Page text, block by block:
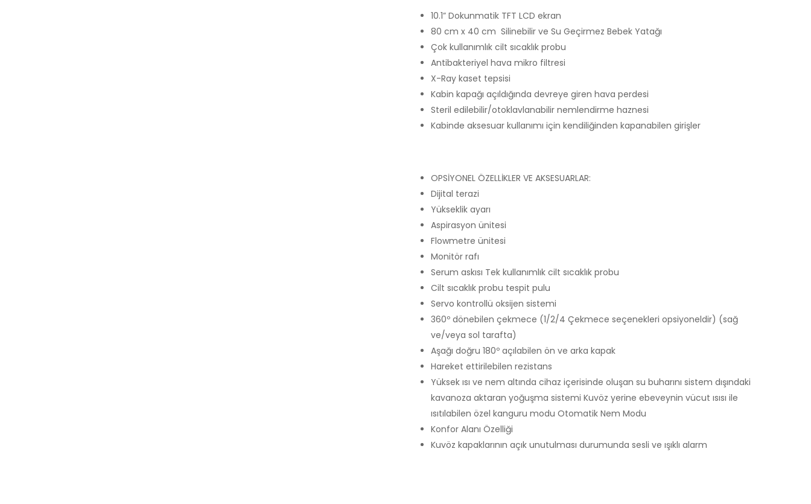
10.1” Dokunmatik TFT LCD ekran
80 cm x 40 cm Silinebilir ve Su Geçirmez Bebek Yatağı
Çok kullanımlık cilt sıcaklık probu
Antibakteriyel hava mikro filtresi
X-Ray kaset tepsisi
Kabin kapağı açıldığında devreye giren hava perdesi
Steril edilebilir/otoklavlanabilir nemlendirme haznesi
Kabinde aksesuar kullanımı için kendiliğinden kapanabilen girişler
OPSİYONEL ÖZELLİKLER VE AKSESUARLAR:
Dijital terazi
Yükseklik ayarı
Aspirasyon ünitesi
Flowmetre ünitesi
Monitör rafı
Serum askısı Tek kullanımlık cilt sıcaklık probu
Cilt sıcaklık probu tespit pulu
Servo kontrollü oksijen sistemi
360º dönebilen çekmece (1/2/4 Çekmece seçenekleri opsiyoneldir) (sağ
ve/veya sol tarafta)
Aşağı doğru 180º açılabilen ön ve arka kapak
Hareket ettirilebilen rezistans
Yüksek ısı ve nem altında cihaz içerisinde oluşan su buharını sistem dışındaki
kavanoza aktaran yoğuşma sistemi Kuvöz yerine ebeveynin vücut ısısı ile
ısıtılabilen özel kanguru modu Otomatik Nem Modu
Konfor Alanı Özelliği
Kuvöz kapaklarının açık unutulması durumunda sesli ve ışıklı alarm